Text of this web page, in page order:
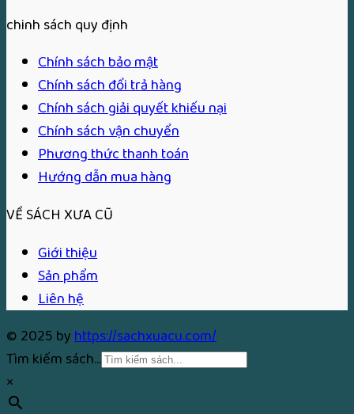
chinh sách quy định
Chính sách bảo mật
Chính sách đổi trả hàng
Chính sách giải quyết khiếu nại
Chính sách vận chuyển
Phương thức thanh toán
Hướng dẫn mua hàng
VỀ SÁCH XƯA CŨ
Giới thiệu
Sản phẩm
Liên hệ
© 2025 byhttps://sachxuacu.com/
Tìm kiếm sách...
×